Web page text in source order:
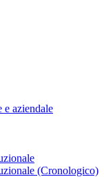
e aziendale
(Cronologico)